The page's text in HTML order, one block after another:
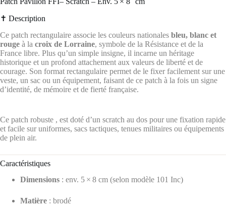
✝️ Description
Ce patch rectangulaire associe les couleurs nationales bleu, blanc et
rouge à la croix de Lorraine, symbole de la Résistance et de la
France libre. Plus qu’un simple insigne, il incarne un héritage
historique et un profond attachement aux valeurs de liberté et de
courage. Son format rectangulaire permet de le fixer facilement sur une
veste, un sac ou un équipement, faisant de ce patch à la fois un signe
d’identité, de mémoire et de fierté française.
Ce patch robuste , est doté d’un scratch au dos pour une fixation rapide
et facile sur uniformes, sacs tactiques, tenues militaires ou équipements
de plein air.
Caractéristiques
Dimensions : env. 5 × 8 cm (selon modèle 101 Inc)
Matière : brodé